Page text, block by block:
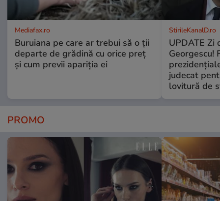
Mediafax.ro
Buruiana pe care ar trebui să o ții
departe de grădină cu orice preț
și cum previi apariția ei
StirileKanalD.ro
UPDATE Zi
Georgescu!
judecat
lovitură de
PROMO